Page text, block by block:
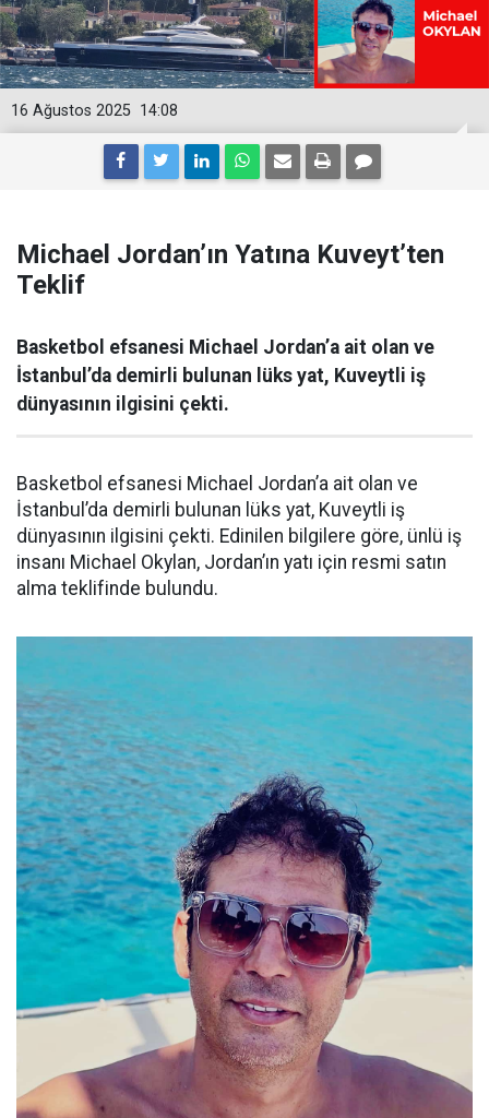
14:08
16 Ağustos 2025
Michael Jordan’ın Yatına Kuveyt’ten
Teklif
Basketbol efsanesi Michael Jordan’a ait olan ve
İstanbul’da demirli bulunan lüks yat, Kuveytli iş
dünyasının ilgisini çekti.
Basketbol efsanesi Michael Jordan’a ait olan ve
İstanbul’da demirli bulunan lüks yat, Kuveytli iş
dünyasının ilgisini çekti. Edinilen bilgilere göre, ünlü iş
insanı Michael Okylan, Jordan’ın yatı için resmi satın
alma teklifinde bulundu.